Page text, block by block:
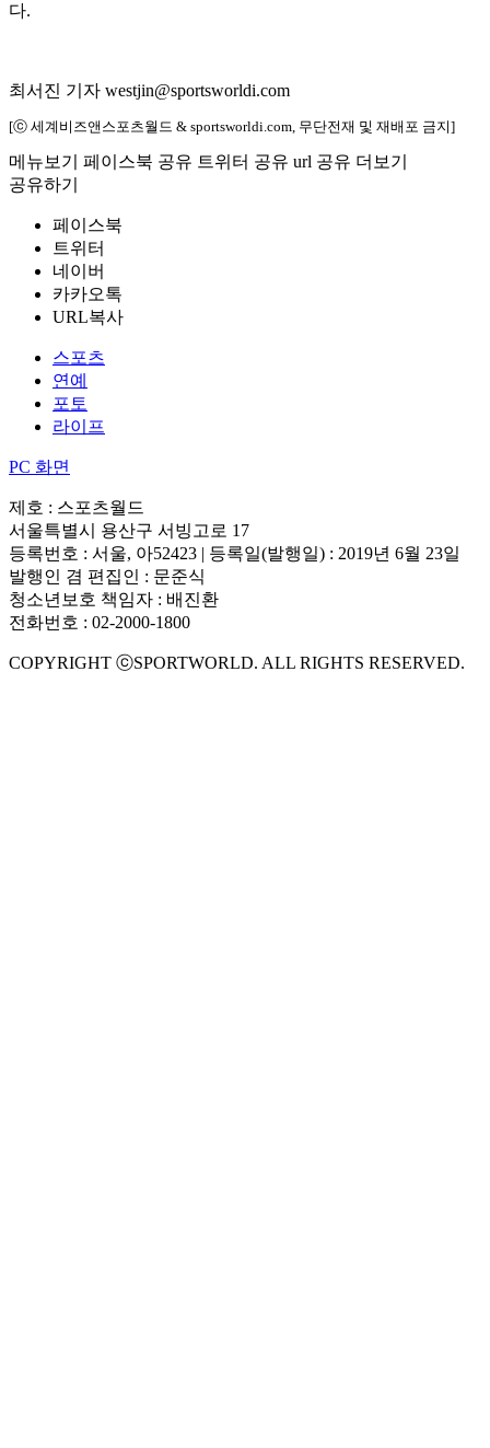
다.
최서진 기자 westjin@sportsworldi.com
[ⓒ 세계비즈앤스포츠월드 & sportsworldi.com, 무단전재 및 재배포 금지]
메뉴보기 페이스북 공유 트위터 공유 url 공유 더보기
공유하기
페이스북
트위터
네이버
카카오톡
URL복사
스포츠
연예
포토
라이프
PC 화면
제호 : 스포츠월드
서울특별시 용산구 서빙고로 17
등록번호 : 서울, 아52423 | 등록일(발행일) : 2019년 6월 23일
발행인 겸 편집인 : 문준식
청소년보호 책임자 : 배진환
전화번호 : 02-2000-1800
COPYRIGHT ⓒSPORTWORLD. ALL RIGHTS RESERVED.